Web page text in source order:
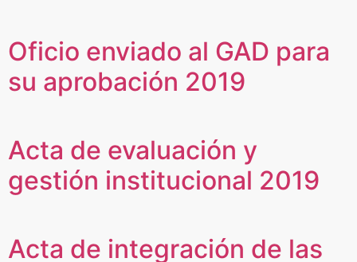
Oficio enviado al GAD para
su aprobación 2019
Acta de evaluación y
gestión institucional 2019
Acta de integración de las